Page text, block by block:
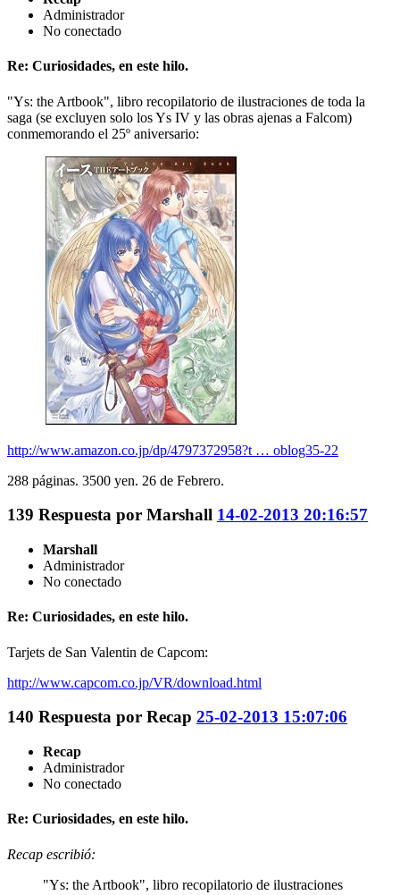
Administrador
No conectado
Re: Curiosidades, en este hilo.
"Ys: the Artbook", libro recopilatorio de ilustraciones de toda la
saga (se excluyen solo los Ys IV y las obras ajenas a Falcom)
conmemorando el 25º aniversario:
http://www.amazon.co.jp/dp/4797372958?t … oblog35-22
288 páginas. 3500 yen. 26 de Febrero.
139 Respuesta por Marshall 14-02-2013 20:16:57
Marshall
Administrador
No conectado
Re: Curiosidades, en este hilo.
Tarjets de San Valentin de Capcom:
http://www.capcom.co.jp/VR/download.html
140 Respuesta por Recap 25-02-2013 15:07:06
Recap
Administrador
No conectado
Re: Curiosidades, en este hilo.
Recap escribió:
"Ys: the Artbook", libro recopilatorio de ilustraciones